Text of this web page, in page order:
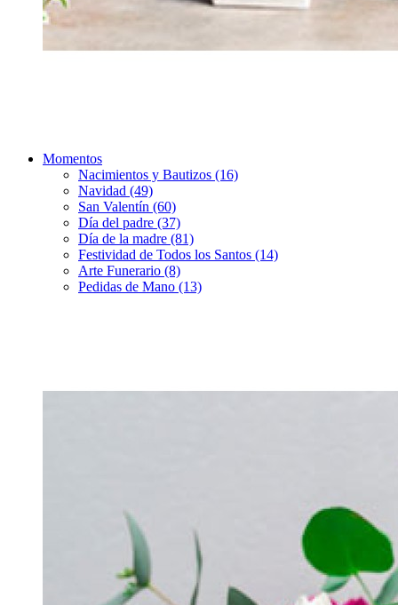
Momentos
Nacimientos y Bautizos (16)
Navidad (49)
San Valentín (60)
Día del padre (37)
Día de la madre (81)
Festividad de Todos los Santos (14)
Arte Funerario (8)
Pedidas de Mano (13)